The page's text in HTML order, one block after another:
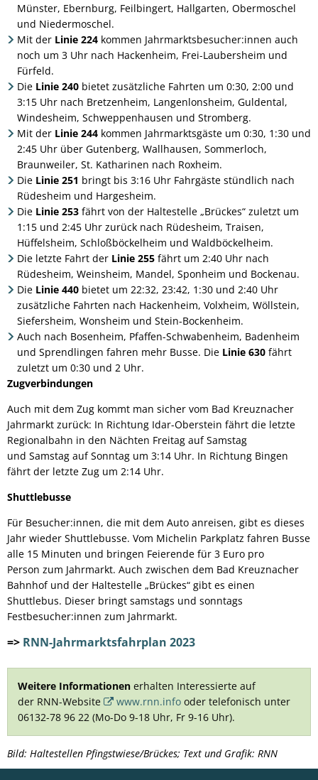
Münster, Ebernburg, Feilbingert, Hallgarten, Obermoschel
und Niedermoschel.
Mit der Linie 224 kommen Jahrmarktsbesucher:innen auch
noch um 3 Uhr nach Hackenheim, Frei-Laubersheim und
Fürfeld.
Die Linie 240bietet zusätzliche Fahrten um 0:30, 2:00 und
3:15 Uhr nach Bretzenheim, Langenlonsheim, Guldental,
Windesheim, Schweppenhausen und Stromberg.
Mit der Linie 244 kommen Jahrmarktsgäste um 0:30, 1:30 und
2:45 Uhr über Gutenberg, Wallhausen, Sommerloch,
Braunweiler, St. Katharinen nach Roxheim.
Die Linie 251 bringt bis 3:16 Uhr Fahrgäste stündlich nach
Rüdesheim und Hargesheim.
Die Linie 253fährt von der Haltestelle „Brückes“ zuletzt um
1:15 und 2:45 Uhr zurück nach Rüdesheim, Traisen,
Hüffelsheim, Schloßböckelheim und Waldböckelheim.
Die letzte Fahrt der Linie 255fährt um 2:40 Uhr nach
Rüdesheim, Weinsheim, Mandel, Sponheim und Bockenau.
Die Linie 440bietet um 22:32, 23:42, 1:30 und 2:40 Uhr
zusätzliche Fahrten nach Hackenheim, Volxheim, Wöllstein,
Siefersheim, Wonsheim und Stein-Bockenheim.
Auch nach Bosenheim, Pfaffen-Schwabenheim, Badenheim
und Sprendlingen fahren mehr Busse. Die Linie 630 fährt
zuletzt um 0:30 und 2 Uhr.
Zugverbindungen
Auch mit dem Zug kommt man sicher vom Bad Kreuznacher
Jahrmarkt zurück: In Richtung Idar-Oberstein fährt die letzte
Regionalbahn in den Nächten Freitag auf Samstag
und Samstag auf Sonntag um 3:14 Uhr. In Richtung Bingen
fährt der letzte Zug um 2:14 Uhr.
Shuttlebusse
Für Besucher:innen, die mit dem Auto anreisen, gibt es dieses
Jahr wieder Shuttlebusse. Vom Michelin Parkplatz fahren Busse
alle 15 Minuten und bringen Feierende für 3 Euro pro
Person zum Jahrmarkt. Auch zwischen dem Bad Kreuznacher
Bahnhof und der Haltestelle „Brückes“ gibt es einen
Shuttlebus. Dieser bringt samstags und sonntags
Festbesucher:innen zum Jahrmarkt.
=> RNN-Jahrmarktsfahrplan 2023
Weitere Informationen erhalten Interessierte auf
der RNN-Website
www.rnn.info oder telefonisch unter
06132-78 96 22 (Mo-Do 9-18 Uhr, Fr 9-16 Uhr).
Bild: Haltestellen Pfingstwiese/Brückes; Text und Grafik: RNN